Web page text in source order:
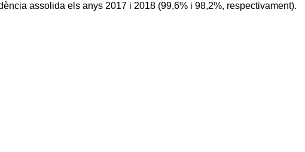
assolida els anys 2017 i 2018 (99,6% i 98,2%, respectivament).